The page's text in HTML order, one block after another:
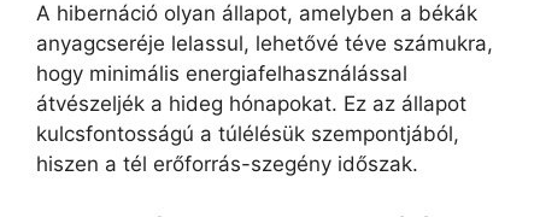
A hibernáció olyan állapot, amelyben a békák
anyagcseréje lelassul, lehetővé téve számukra,
hogy minimális energiafelhasználással
átvészeljék a hideg hónapokat. Ez az állapot
kulcsfontosságú a túlélésük szempontjából,
hiszen a tél erőforrás-szegény időszak.